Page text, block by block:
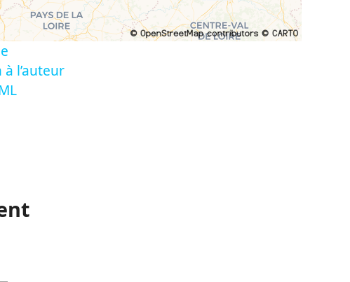
l’auteur